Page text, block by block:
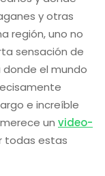
y otras
región, uno no
sensación de
el mundo
e increíble
un video-
todas estas